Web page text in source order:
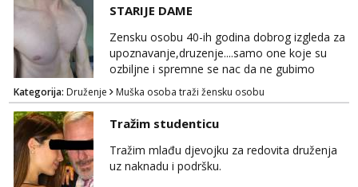
TELEGRAM: @MagdalenaMagy 👈
(ODGOVARAM JAKO BRZO TU I TU PISITE
AKO STE ZA ZABAVU)🔥 Moguće
verifkovanje prije zabave✅ JAVI MI SE I
ISPUNI SVOJE NAJVECE FANTAZIJE😈 CEKA...
STARIJE DAME
Zensku osobu 40-ih godina dobrog izgleda za
upoznavanje,druzenje....samo one koje su
ozbiljne i spremne se nac da ne gubimo
vrijeme!
Kategorija: Druženje Muška osoba traži žensku osobu
Tražim studenticu
Tražim mlađu djevojku za redovita druženja
uz naknadu i podršku.